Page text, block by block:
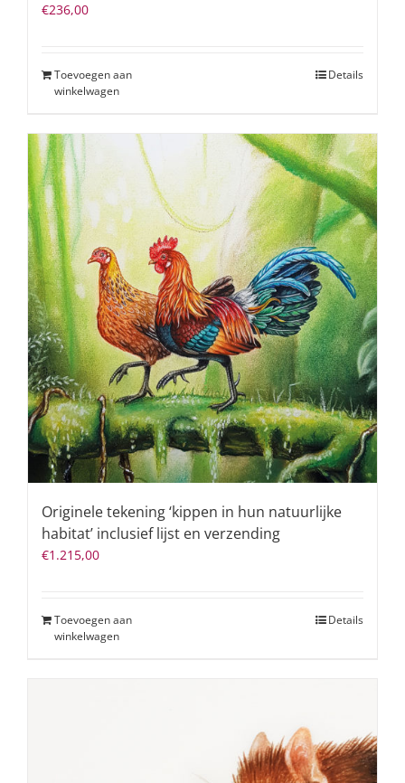
€236,00
Toevoegen aan
winkelwagen
Details
Originele tekening ‘kippen in hun natuurlijke
habitat’ inclusief lijst en verzending
€1.215,00
Toevoegen aan
winkelwagen
Details